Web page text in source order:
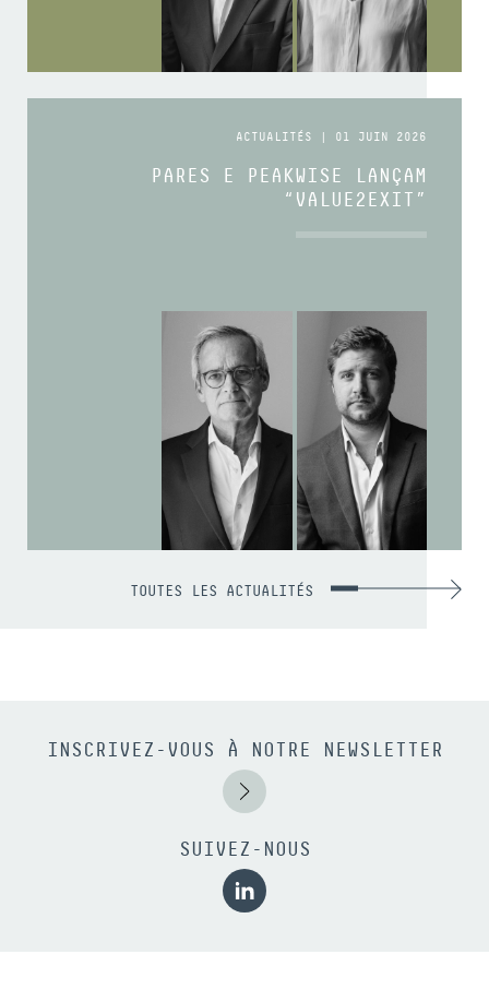
ACTUALITÉS | 01 JUIN 2026
PARES E PEAKWISE LANÇAM
“VALUE2EXIT”
TOUTES LES ACTUALITÉS
INSCRIVEZ-VOUS À NOTRE NEWSLETTER
SUIVEZ-NOUS